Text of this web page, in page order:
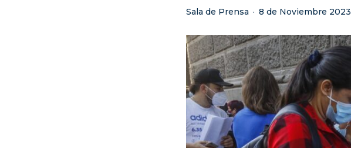
Sala de Prensa · 8 de Noviembre 2023